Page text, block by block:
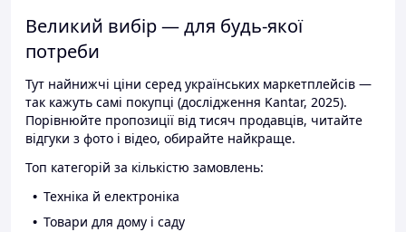
Великий вибір — для будь-якої
потреби
Тут найнижчі ціни серед українських маркетплейсів —
так кажуть самі покупці (дослідження Kantar, 2025).
Порівнюйте пропозиції від тисяч продавців, читайте
відгуки з фото і відео, обирайте найкраще.
Топ категорій за кількістю замовлень:
Техніка й електроніка
Товари для дому і саду